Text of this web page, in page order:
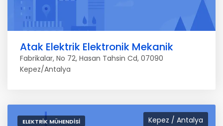
Atak Elektrik Elektronik Mekanik
Fabrikalar, No 72, Hasan Tahsin Cd, 07090
Kepez/Antalya
Kepez / Antalya
ELEKTRIK MÜHENDISI